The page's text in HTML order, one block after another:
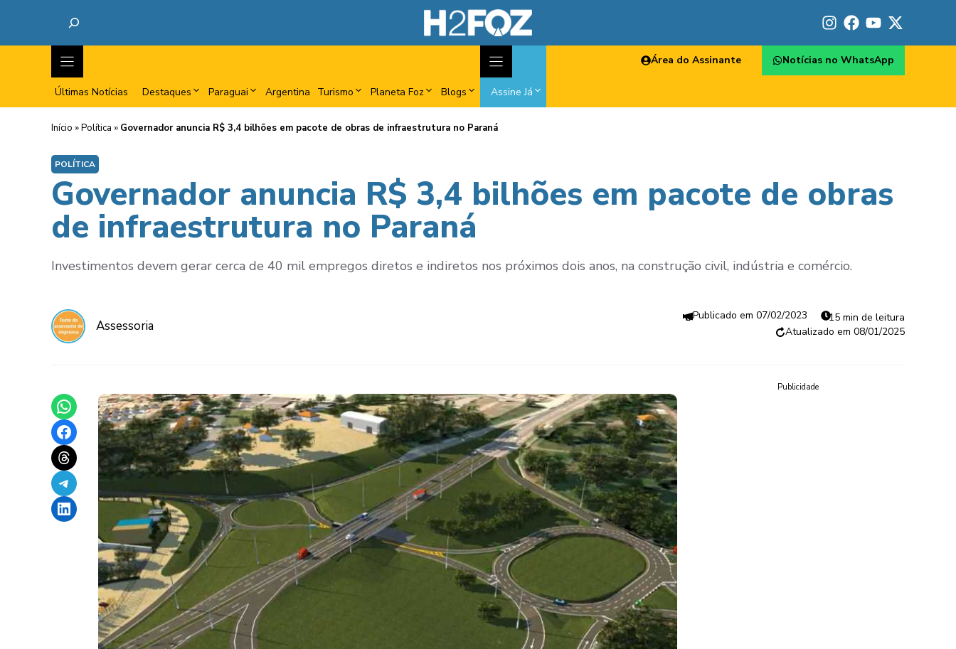
Últimas Notícias Destaques Paraguai Argentina Turismo Planeta Foz Blogs Assine Já
Área do Assinante Notícias no WhatsApp
Início »Política » Governador anuncia R$ 3,4 bilhões em pacote de obras de infraestrutura no Paraná
POLÍTICA
Governador anuncia R$ 3,4 bilhões em pacote de obras
de infraestrutura no Paraná
Investimentos devem gerar cerca de 40 mil empregos diretos e indiretos nos próximos dois anos, na construção civil, indústria e comércio.
Assessoria
07/02/2023
15 min de leitura
08/01/2025
Share on WhatsApp
Share on Facebook
Share on Threads
Share on Telegram
Share on LinkedIn
Publicidade